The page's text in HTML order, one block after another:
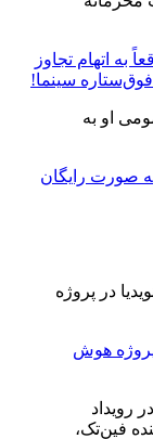
به اتهام تجاوز
سینما!
صورت رایگان
در پروژه هوش